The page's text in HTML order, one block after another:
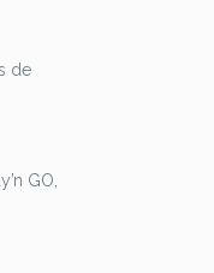
de
GO,